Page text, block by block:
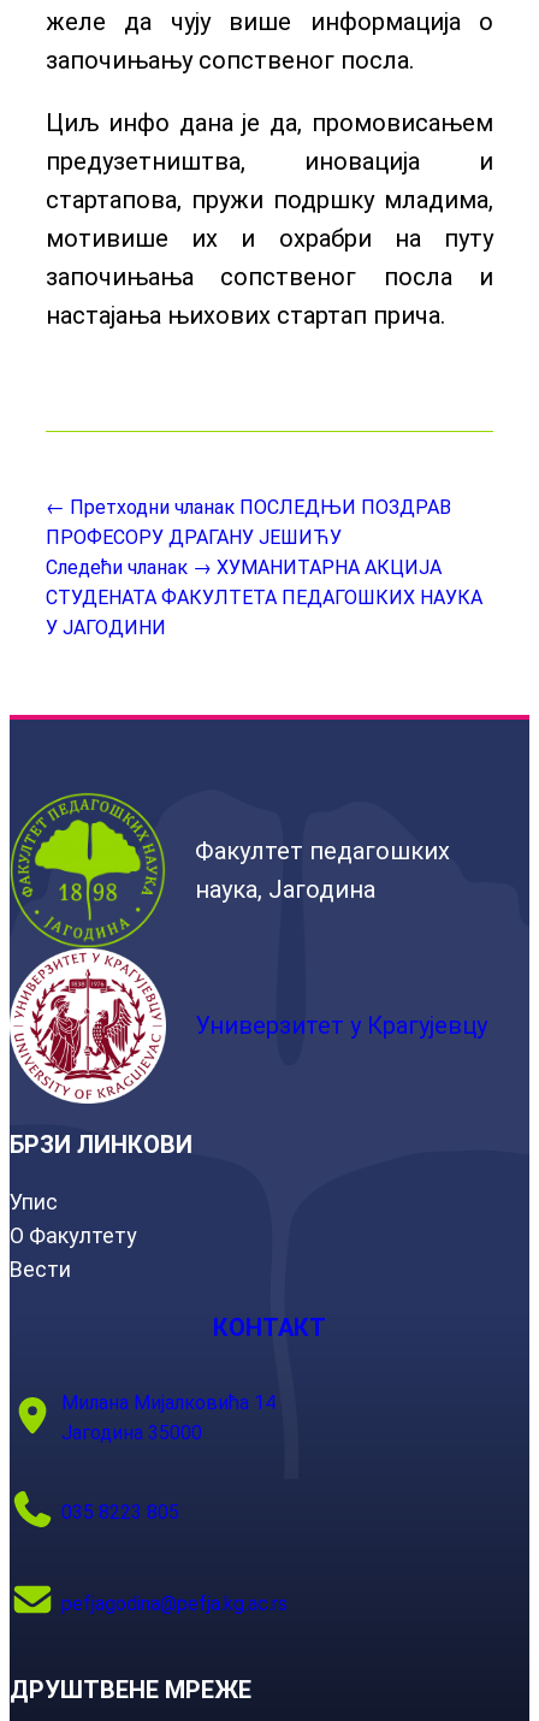
желе да чују више информација о
започињању сопственог посла.
Циљ инфо дана је да, промовисањем
предузетништва, иновација и
стартапова, пружи подршку младима,
мотивише их и охрабри на путу
започињања сопственог посла и
настајања њихових стартап прича.
← Претходни чланак ПОСЛЕДЊИ ПОЗДРАВ
ПРОФЕСОРУ ДРАГАНУ ЈЕШИЋУ
Следећи чланак → XУМАНИТАРНА АКЦИЈА
СТУДЕНАТА ФАКУЛТЕТА ПЕДАГОШКИХ НАУКА
У ЈАГОДИНИ
Факултет педагошких
наука, Јагодина
Универзитет у Крагујевцу
БРЗИ ЛИНКОВИ
Упис
О Факултету
Вести
КОНТАКТ
Милана Мијалковића 14
Јагодина 35000
035 8223 805
pefjagodina@pefja.kg.ac.rs
ДРУШТВЕНЕ МРЕЖЕ